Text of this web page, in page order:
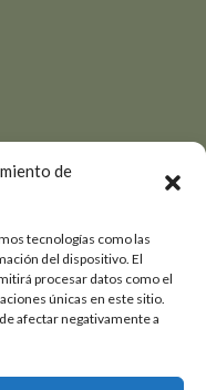
de
tecnologías como las
del dispositivo. El
procesar datos como el
únicas en este sitio.
afectar negativamente a